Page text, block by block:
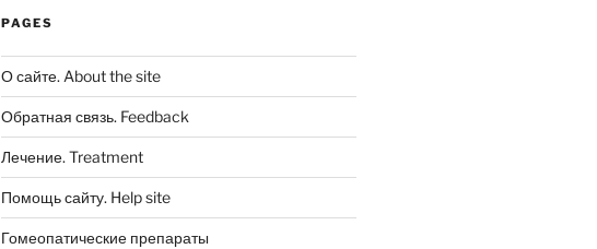
PAGES
О сайте. About the site
Обратная связь. Feedback
Лечение. Treatment
Помощь сайту. Help site
Гомеопатические препараты